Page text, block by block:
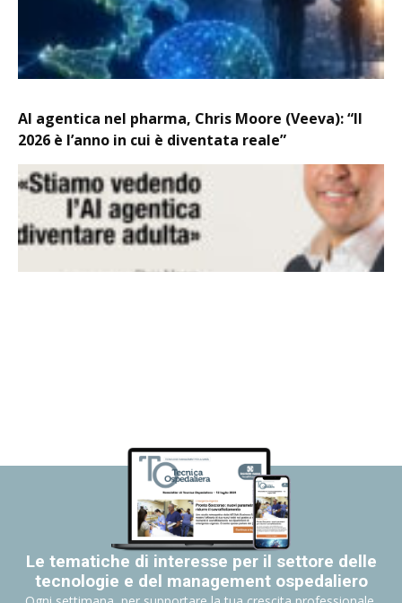
AI agentica nel pharma, Chris Moore (Veeva): “Il
2026 è l’anno in cui è diventata reale”
Le tematiche di interesse per il settore delle
tecnologie e del management ospedaliero